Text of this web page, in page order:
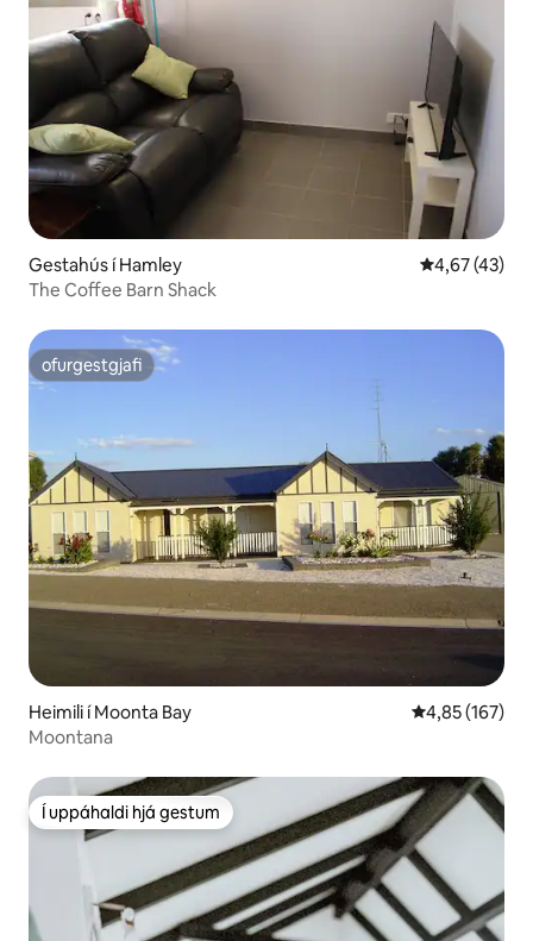
Gestahús í Hamley 4,67 af 5 í
4,67 (43)
The Coffee Barn Shack
ofurgestgjafi
ofurgestgjafi
Heimili í Moonta Bay 4,85 af 5 í
4,85 (167)
Moontana
Í uppáhaldi hjá gestum
Í uppáhaldi hjá gestum